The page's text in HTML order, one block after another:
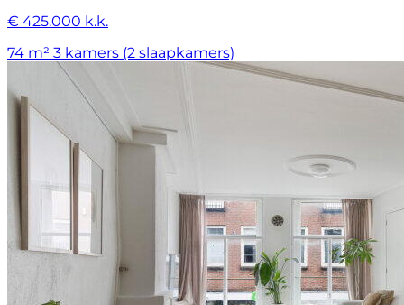
€ 425.000 k.k.
74 m² 3 kamers (2 slaapkamers)